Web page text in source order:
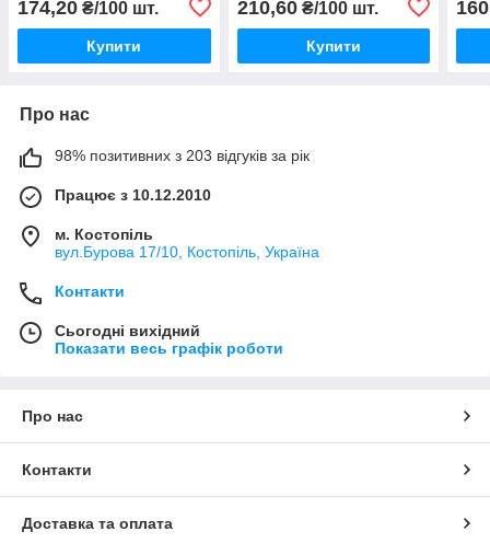
174,20 ₴/100 шт.
Купити
210,60₴/100 шт.
Купити
Про нас
98% позитивних з 203 відгуків за рік
Працює з 10.12.2010
м. Костопіль
вул.Бурова 17/10, Костопіль, Україна
Контакти
Сьогодні вихідний
Показати весь графік роботи
Про нас
Контакти
Доставка та оплата